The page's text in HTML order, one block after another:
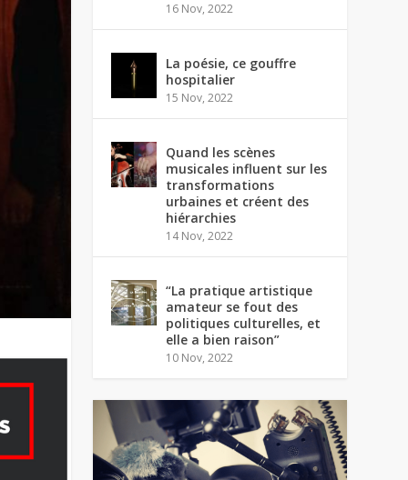
16 Nov, 2022
La poésie, ce gouffre
hospitalier
15 Nov, 2022
Quand les scènes
musicales influent sur les
transformations
urbaines et créent des
hiérarchies
14 Nov, 2022
“La pratique artistique
amateur se fout des
politiques culturelles, et
elle a bien raison”
10 Nov, 2022